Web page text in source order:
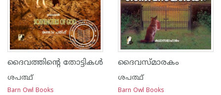
ദൈവത്തിന്റെ തോട്ടികൾ
ശപത്ഥ്
Barn Owl Books
ദൈവസ്‌മാരകം
ശപത്ഥ്
Barn Owl Books